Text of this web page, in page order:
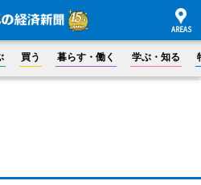
買う 暮らす・働く 学ぶ・知る